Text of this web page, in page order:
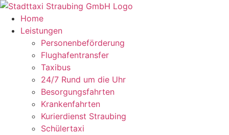
Zum
Inhalt
springen
Home
Leistungen
Personenbeförderung
Flughafentransfer
Taxibus
24/7 Rund um die Uhr
Besorgungsfahrten
Krankenfahrten
Kurierdienst Straubing
Schülertaxi